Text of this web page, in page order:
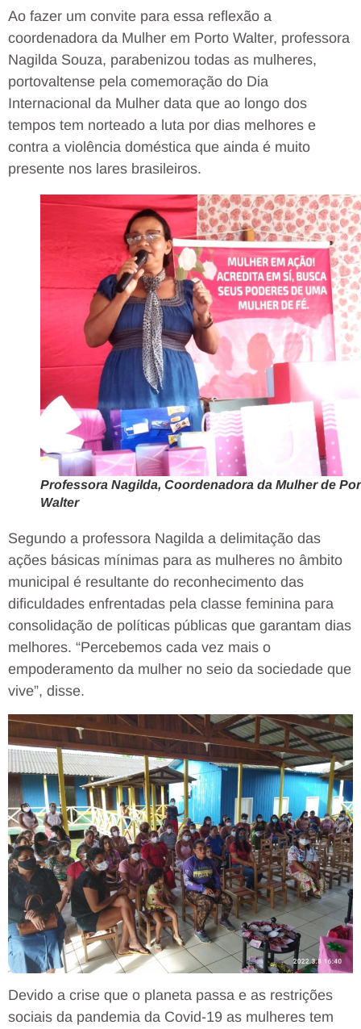
Ao fazer um convite para essa reflexão a
coordenadora da Mulher em Porto Walter, professora
Nagilda Souza, parabenizou todas as mulheres,
portovaltense pela comemoração do Dia
Internacional da Mulher data que ao longo dos
tempos tem norteado a luta por dias melhores e
contra a violência doméstica que ainda é muito
presente nos lares brasileiros.
Professora Nagilda, Coordenadora da Mulher de
Walter
Segundo a professora Nagilda a delimitação das
ações básicas mínimas para as mulheres no âmbito
municipal é resultante do reconhecimento das
dificuldades enfrentadas pela classe feminina para
consolidação de políticas públicas que garantam dias
melhores. “Percebemos cada vez mais o
empoderamento da mulher no seio da sociedade que
vive”, disse.
Devido a crise que o planeta passa e as restrições
sociais da pandemia da Covid-19 as mulheres tem